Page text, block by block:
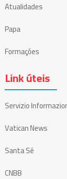
Atualidades
Papa
Formações
Link úteis
Servizio
Vatican News
Santa Sé
CNBB